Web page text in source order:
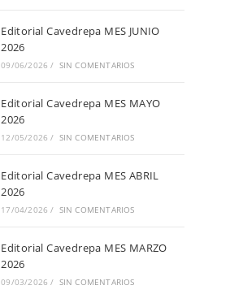
Editorial Cavedrepa MES JUNIO
2026
09/06/2026 / SIN COMENTARIOS
Editorial Cavedrepa MES MAYO
2026
12/05/2026 / SIN COMENTARIOS
Editorial Cavedrepa MES ABRIL
2026
17/04/2026 / SIN COMENTARIOS
Editorial Cavedrepa MES MARZO
2026
09/03/2026 / SIN COMENTARIOS